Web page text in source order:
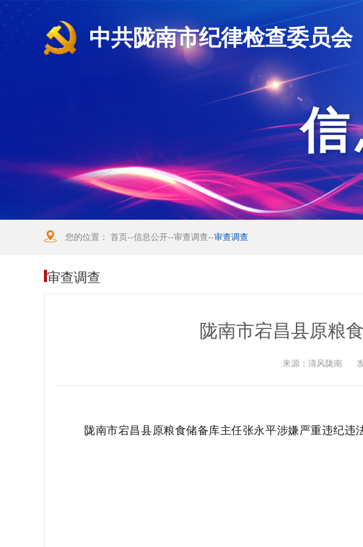
中共陇南市纪律检查委员会
您的位置： 首页 --信息公开--审查调查--审查调查
审查调查
陇南市宕昌县原粮
来源： 清风陇南 发
陇南市宕昌县原粮食储备库主任张永平涉嫌严重违纪违